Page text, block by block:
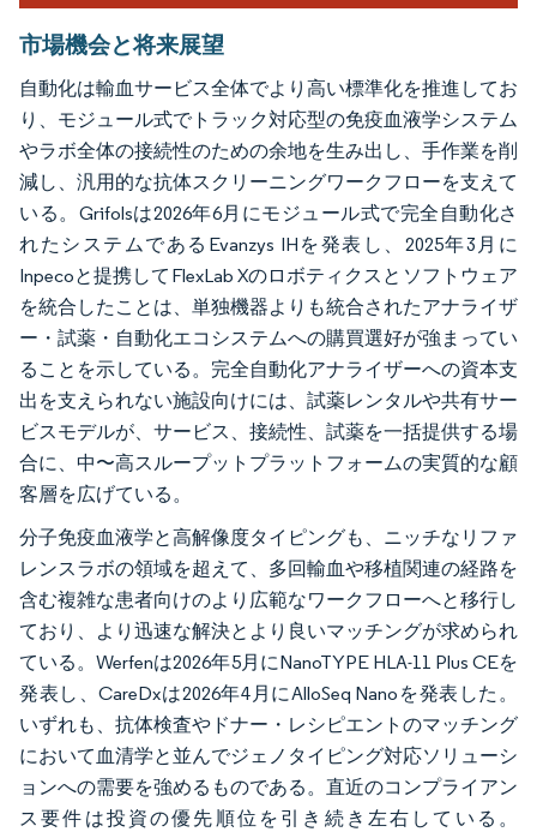
市場機会と将来展望
自動化は輸血サービス全体でより高い標準化を推進してお
り、モジュール式でトラック対応型の免疫血液学システム
やラボ全体の接続性のための余地を生み出し、手作業を削
減し、汎用的な抗体スクリーニングワークフローを支えて
いる。Grifolsは2026年6月にモジュール式で完全自動化さ
れたシステムであるEvanzys IHを発表し、2025年3月に
Inpecoと提携してFlexLab Xのロボティクスとソフトウェア
を統合したことは、単独機器よりも統合されたアナライザ
ー・試薬・自動化エコシステムへの購買選好が強まってい
ることを示している。完全自動化アナライザーへの資本支
出を支えられない施設向けには、試薬レンタルや共有サー
ビスモデルが、サービス、接続性、試薬を一括提供する場
合に、中〜高スループットプラットフォームの実質的な顧
客層を広げている。
分子免疫血液学と高解像度タイピングも、ニッチなリファ
レンスラボの領域を超えて、多回輸血や移植関連の経路を
含む複雑な患者向けのより広範なワークフローへと移行し
ており、より迅速な解決とより良いマッチングが求められ
ている。Werfenは2026年5月にNanoTYPE HLA-11 Plus CEを
発表し、CareDxは2026年4月にAlloSeq Nanoを発表した。
いずれも、抗体検査やドナー・レシピエントのマッチング
において血清学と並んでジェノタイピング対応ソリューシ
ョンへの需要を強めるものである。直近のコンプライアン
ス要件は投資の優先順位を引き続き左右している。